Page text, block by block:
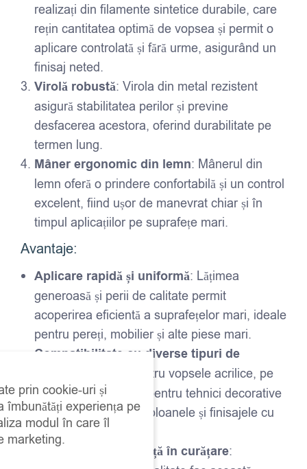
realizați din filamente sintetice durabile, care
rețin cantitatea optimă de vopsea și permit o
aplicare controlată și fără urme, asigurând un
finisaj neted.
Virolă robustă: Virola din metal rezistent
asigură stabilitatea perilor și previne
desfacerea acestora, oferind durabilitate pe
termen lung.
Mâner ergonomic din lemn: Mânerul din
lemn oferă o prindere confortabilă și un control
excelent, fiind ușor de manevrat chiar și în
timpul aplicațiilor pe suprafețe mari.
Avantaje:
Aplicare rapidă și uniformă: Lățimea
generoasă și perii de calitate permit
acoperirea eficientă a suprafețelor mari, ideale
pentru pereți, mobilier și alte piese mari.
Compatibilitate cu diverse tipuri de
: Potrivită pentru vopsele acrilice, pe
bază de apă, și chiar pentru tehnici decorative
speciale, cum ar fi șabloanele și finisajele cu
efect de spălare.
Durabilitate și ușurință în curățare:
prin cookie-uri și
îmbunătăți experiența pe
modul în care îl
marketing.